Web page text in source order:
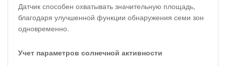
Датчик способен охватывать значительную площадь,
благодаря улучшенной функции обнаружения семи зон
одновременно.
Учет параметров солнечной активности